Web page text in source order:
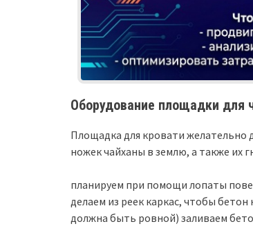
Оборудование площадки для
Площадка для кровати желательно
ножек чайханы в землю, а также их
планируем при помощи лопаты
делаем из реек каркас, чтобы
должна быть ровной) заливаем